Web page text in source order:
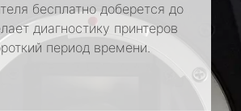
бесплатно доберется до
диагностику принтеров
период времени.